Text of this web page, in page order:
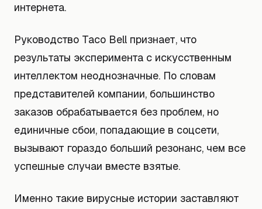
интернета.
Руководство Taco Bell признает, что
результаты эксперимента с искусственным
интеллектом неоднозначные. По словам
представителей компании, большинство
заказов обрабатывается без проблем, но
единичные сбои, попадающие в соцсети,
вызывают гораздо больший резонанс, чем все
успешные случаи вместе взятые.
Именно такие вирусные истории заставляют